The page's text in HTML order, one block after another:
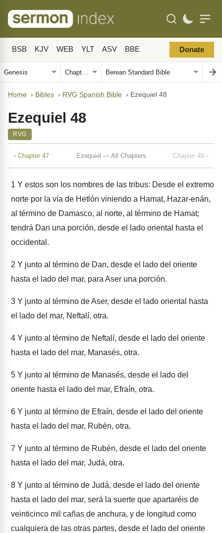
BSB KJV WEB YLT ASV BBE Donate
Home › Bibles › RVG Spanish Bible › Ezequiel 48
Ezequiel 48
RVG
‹ Chapter 47 Ezequiel — All Chapters Chapter 49 ›
1 Y estos son los nombres de las tribus: Desde el extremo
norte por la vía de Hetlón viniendo a Hamat, Hazar-enán,
al término de Damasco, al norte, al término de Hamat;
tendrá Dan una porción, desde el lado oriental hasta el
occidental.
2 Y junto al término de Dan, desde el lado del oriente
hasta el lado del mar, para Aser una porción.
3 Y junto al término de Aser, desde el lado oriental hasta
el lado del mar, Neftalí, otra.
4 Y junto al término de Neftalí, desde el lado del oriente
hasta el lado del mar, Manasés, otra.
5 Y junto al término de Manasés, desde el lado del
oriente hasta el lado del mar, Efraín, otra.
6 Y junto al término de Efraín, desde el lado del oriente
hasta el lado del mar, Rubén, otra.
7 Y junto al término de Rubén, desde el lado del oriente
hasta el lado del mar, Judá, otra.
8 Y junto al término de Judá, desde el lado del oriente
hasta el lado del mar, será la suerte que apartaréis de
veinticinco mil cañas de anchura, y de longitud como
cualquiera de las otras partes, desde el lado del oriente